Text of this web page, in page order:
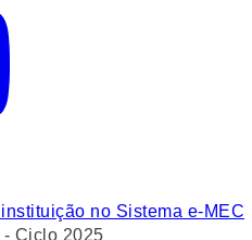
no Sistema e-MEC